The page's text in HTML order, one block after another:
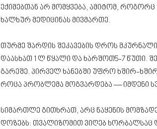
ექიმებთან არ მომყვება, ამიტომ,
ხალხურ მედიცინას მივმართე.
თურმე შარდის შეკავების დროს
დაასხათ 1 ლ წყალი და ხარშოთ5-7 წუთი.
გარეშე. პირველ ხანებში უფრო ხშირ-
როცა პრობლემა მოგვარდება — იმდენი
სიმართლე გითხრათ, არც ნაყენის
დოზებს: თვალიზომით ვიღებ ხორბალსაც